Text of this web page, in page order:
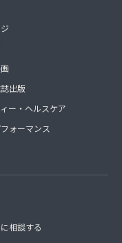
出版
ー・ヘルスケア
ォーマンス
相談する